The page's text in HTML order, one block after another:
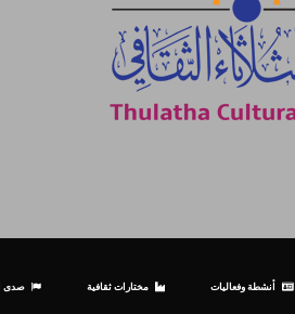
أنشطة وفعاليات مختارات ثقافية صدى